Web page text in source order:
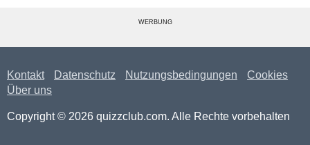
WERBUNG
Kontakt Datenschutz Nutzungsbedingungen
Cookies
Über uns
Copyright © 2026 quizzclub.com. Alle Rechte vorbehalten